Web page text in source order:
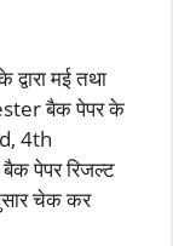
द्वारा मई तथा
बैक पेपर के
4th
पेपर रिजल्ट
चेक कर